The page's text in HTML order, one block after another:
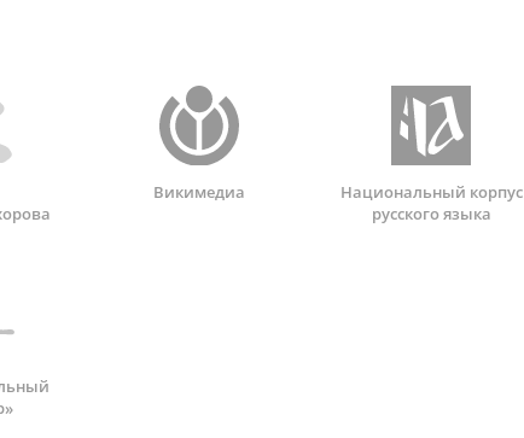
Викимедиа
Национальный корпус
русского языка